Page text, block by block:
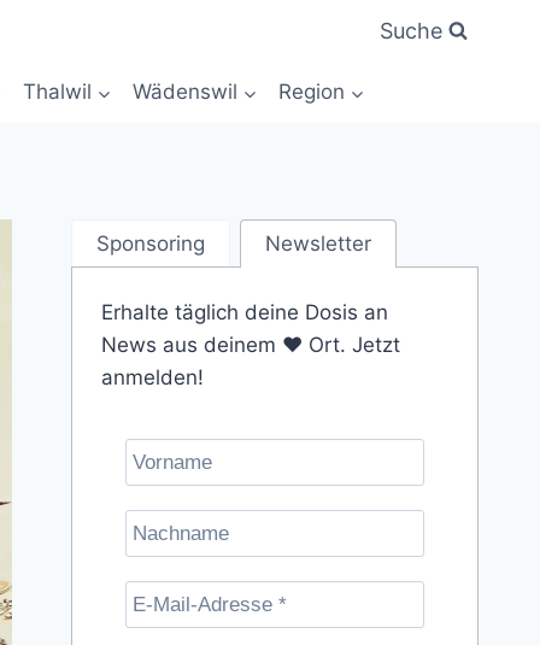
Suche
Thalwil Wädenswil Region
Sponsoring Newsletter
Erhalte täglich deine Dosis an
News aus deinem ❤️ Ort. Jetzt
anmelden!